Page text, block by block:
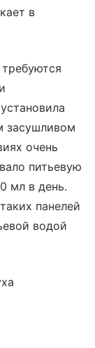
в
засушливом
очень
питьевую
мл в день.
панелей
водой